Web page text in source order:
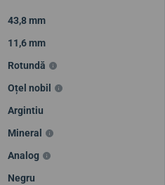
43,8 mm
11,6 mm
Rotundă
Oțel nobil
Argintiu
Mineral
Analog
Negru